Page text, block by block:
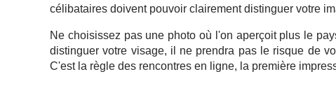
célibataires doivent pouvoir clairement distinguer votre
Ne choisissez pas une photo où l'on aperçoit plus le
distinguer votre visage, il ne prendra pas le risque de
C'est la règle des rencontres en ligne, la première